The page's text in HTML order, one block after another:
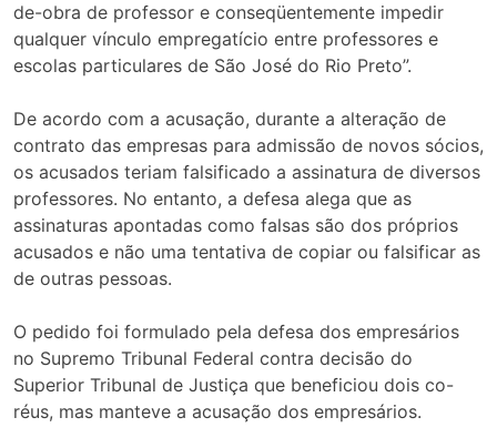
de-obra de professor e conseqüentemente impedir
qualquer vínculo empregatício entre professores e
escolas particulares de São José do Rio Preto”.
De acordo com a acusação, durante a alteração de
contrato das empresas para admissão de novos sócios,
os acusados teriam falsificado a assinatura de diversos
professores. No entanto, a defesa alega que as
assinaturas apontadas como falsas são dos próprios
acusados e não uma tentativa de copiar ou falsificar as
de outras pessoas.
O pedido foi formulado pela defesa dos empresários
no Supremo Tribunal Federal contra decisão do
Superior Tribunal de Justiça que beneficiou dois co-
réus, mas manteve a acusação dos empresários.